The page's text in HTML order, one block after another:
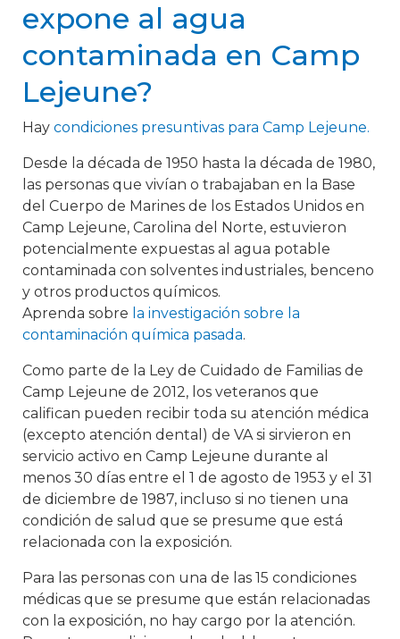
expone al agua
contaminada en Camp
Lejeune?
Hay condiciones presuntivas para Camp Lejeune.
Desde la década de 1950 hasta la década de 1980,
las personas que vivían o trabajaban en la Base
del Cuerpo de Marines de los Estados Unidos en
Camp Lejeune, Carolina del Norte, estuvieron
potencialmente expuestas al agua potable
contaminada con solventes industriales, benceno
y otros productos químicos.
Aprenda sobre la investigación sobre la
contaminación química pasada.
Como parte de la Ley de Cuidado de Familias de
Camp Lejeune de 2012, los veteranos que
califican pueden recibir toda su atención médica
(excepto atención dental) de VA si sirvieron en
servicio activo en Camp Lejeune durante al
menos 30 días entre el 1 de agosto de 1953 y el 31
de diciembre de 1987, incluso si no tienen una
condición de salud que se presume que está
relacionada con la exposición.
Para las personas con una de las 15 condiciones
médicas que se presume que están relacionadas
con la exposición, no hay cargo por la atención.